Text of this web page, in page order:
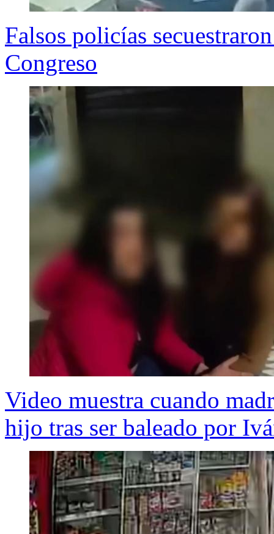
Falsos policías
Congreso
Video muestra cuando
hijo tras ser baleado por